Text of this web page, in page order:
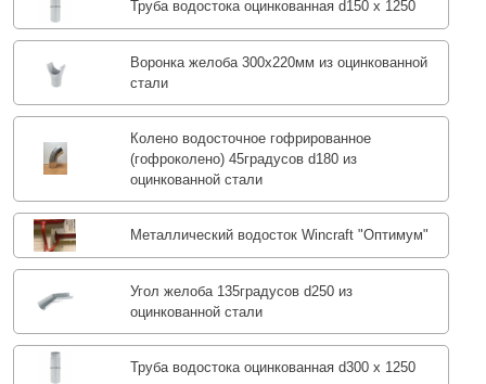
Труба водостока оцинкованная d150 х 1250
Воронка желоба 300x220мм из оцинкованной
стали
Колено водосточное гофрированное
(гофроколено) 45градусов d180 из
оцинкованной стали
Металлический водосток Wincraft "Оптимум"
Угол желоба 135градусов d250 из
оцинкованной стали
Труба водостока оцинкованная d300 х 1250